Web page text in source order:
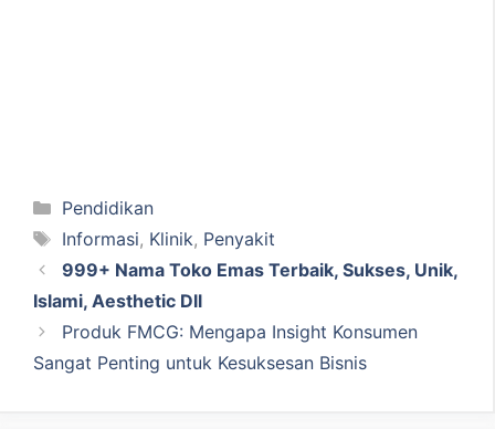
Kategori
Pendidikan
Tag
Informasi, Klinik, Penyakit
999+ Nama Toko Emas Terbaik, Sukses, Unik,
Islami, Aesthetic Dll
Produk FMCG: Mengapa Insight Konsumen
Sangat Penting untuk Kesuksesan Bisnis